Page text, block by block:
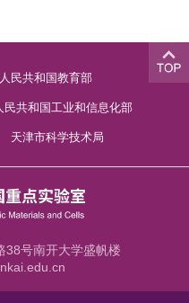
民共和国教育部
民共和国工业和信息化部
天津市科学技术局
38号南开大学盛帆楼